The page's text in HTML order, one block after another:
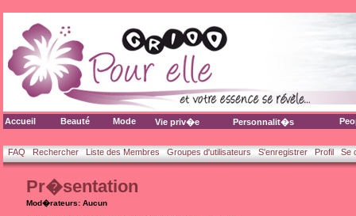
Accueil Beauté Mode Vie priv�e Personnalit�s
FAQ Rechercher Liste des Membres Groupes d'utilisateurs S'enregistrer Profil Se
Pr�sentation
Mod�rateurs: Aucun